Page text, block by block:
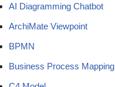
AI Diagramming Chatbot
ArchiMate Viewpoint
BPMN
Business Process Mapping